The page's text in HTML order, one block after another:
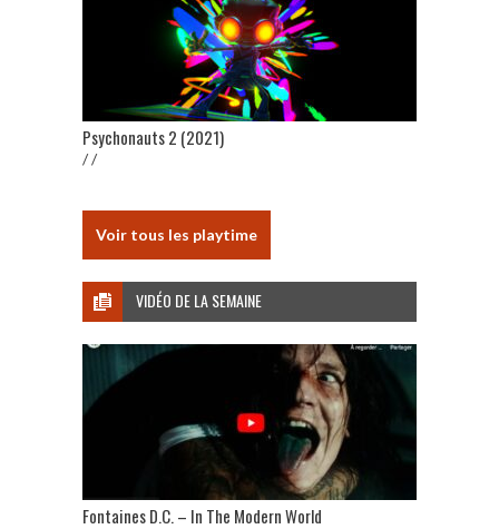
Psychonauts 2 (2021)
/ /
Voir tous les playtime
VIDÉO DE LA SEMAINE
Fontaines D.C. – In The Modern World